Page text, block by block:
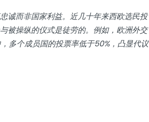
诚而非国家利益。近几十年来西欧选民投
被操纵的仪式是徒劳的。例如，欧洲外交
多个成员国的投票率低于50%，凸显代议